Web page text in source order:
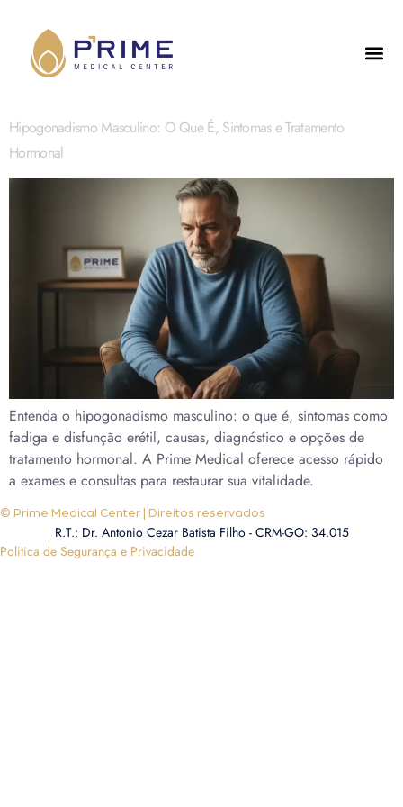
Hipogonadismo Masculino: O Que É, Sintomas e Tratamento
Hormonal
Entenda o hipogonadismo masculino: o que é, sintomas como
fadiga e disfunção erétil, causas, diagnóstico e opções de
tratamento hormonal. A Prime Medical oferece acesso rápido
a exames e consultas para restaurar sua vitalidade.
© Prime Medical Center | Direitos reservados
R.T.: Dr. Antonio Cezar Batista Filho - CRM-GO: 34.015
Politica de Segurança e Privacidade